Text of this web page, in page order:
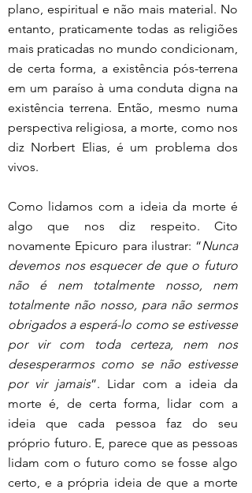
plano, espiritual e não mais material. No
entanto, praticamente todas as religiões
mais praticadas no mundo condicionam,
de certa forma, a existência pós-terrena
em um paraíso à uma conduta digna na
existência terrena. Então, mesmo numa
perspectiva religiosa, a morte, como nos
diz Norbert Elias, é um problema dos
vivos.
Como lidamos com a ideia da morte é
algo que nos diz respeito. Cito
novamente Epicuro para ilustrar: “Nunca
devemos nos esquecer de que o futuro
não é nem totalmente nosso, nem
totalmente não nosso, para não sermos
obrigados a esperá-lo como se estivesse
por vir com toda certeza, nem nos
desesperarmos como se não estivesse
por vir jamais”. Lidar com a ideia da
morte é, de certa forma, lidar com a
ideia que cada pessoa faz do seu
próprio futuro. E, parece que as pessoas
lidam com o futuro como se fosse algo
certo, e a própria ideia de que a morte